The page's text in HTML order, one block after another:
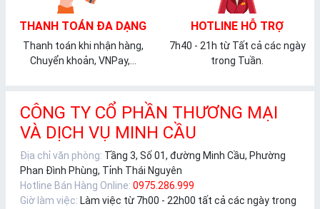
THANH TOÁN ĐA DẠNG
Thanh toán khi nhận hàng,
Chuyển khoản, VNPay,...
HOTLINE HỖ TRỢ
7h40 - 21h từ Tất cả các ngày
trong Tuần.
CÔNG TY CỔ PHẦN THƯƠNG MẠI
VÀ DỊCH VỤ MINH CẦU
Địa chỉ văn phòng: Tầng 3, Số 01, đường Minh Cầu, Phường
Phan Đình Phùng, Tỉnh Thái Nguyên
Hotline Bán Hàng Online: 0975.286.999
Giờ làm việc: Làm việc từ 7h00 - 22h00 tất cả các ngày trong